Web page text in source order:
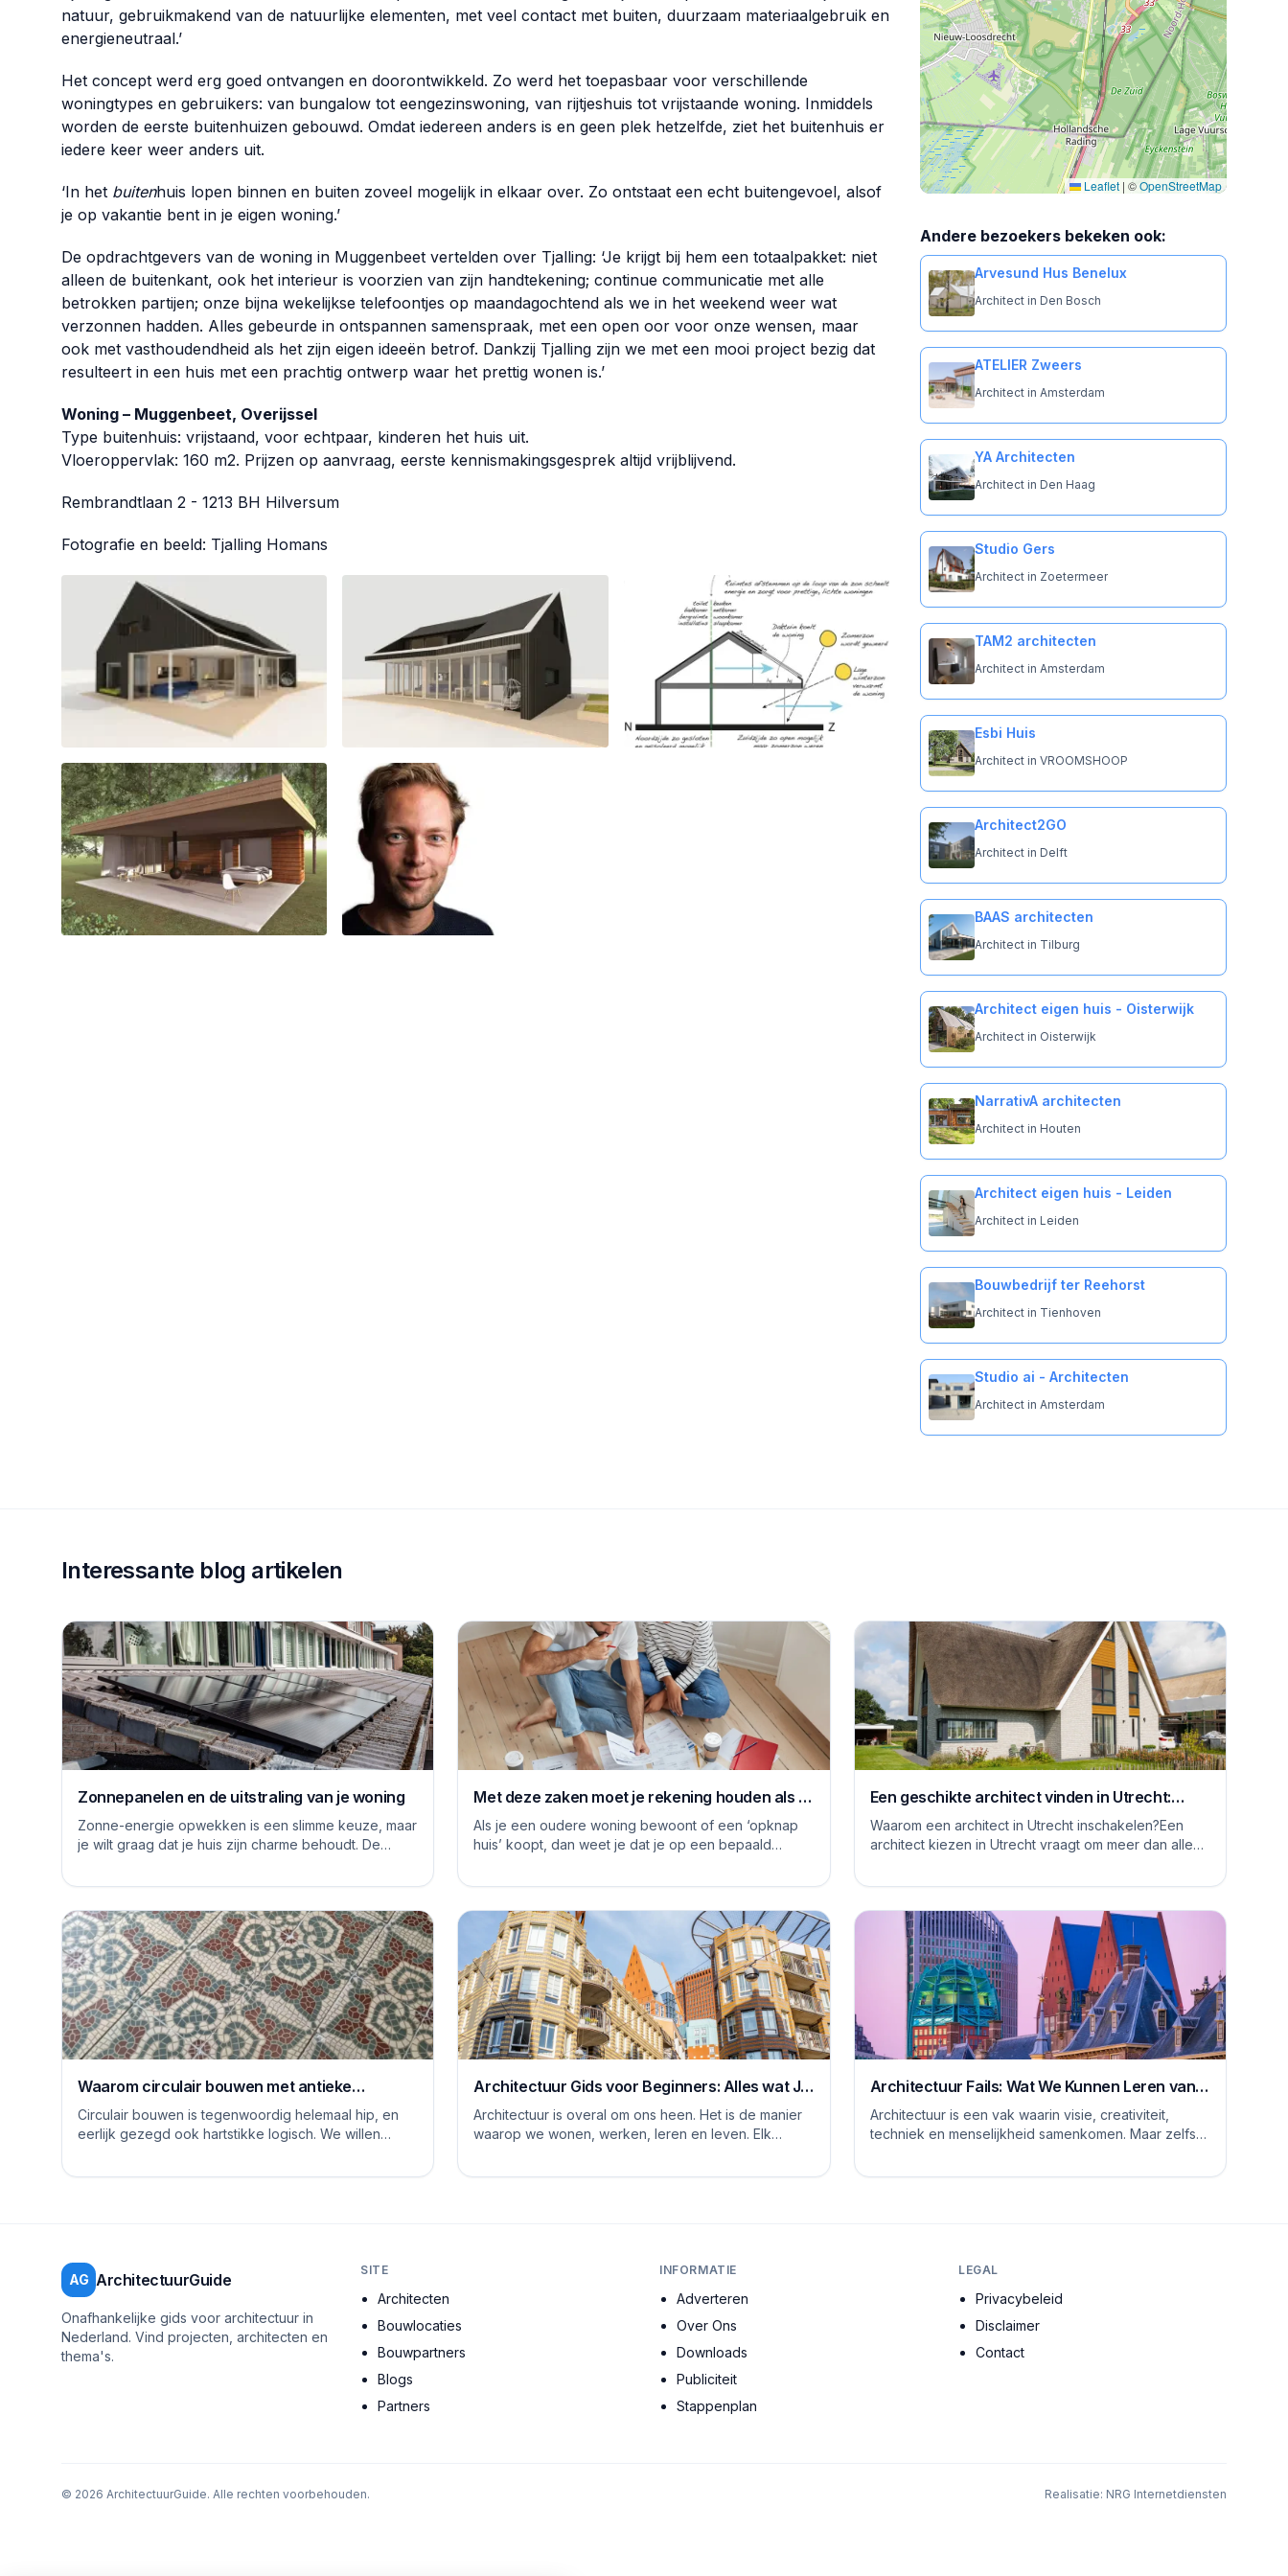
natuur, gebruikmakend van de natuurlijke elementen, met veel contact met buiten, duurzaam materiaalgebruik en
energieneutraal.’
Het concept werd erg goed ontvangen en doorontwikkeld. Zo werd het toepasbaar voor verschillende
woningtypes en gebruikers: van bungalow tot eengezinswoning, van rijtjeshuis tot vrijstaande woning. Inmiddels
worden de eerste buitenhuizen gebouwd. Omdat iedereen anders is en geen plek hetzelfde, ziet het buitenhuis er
iedere keer weer anders uit.
‘In het buitenhuis lopen binnen en buiten zoveel mogelijk in elkaar over. Zo ontstaat een echt buitengevoel, alsof
je op vakantie bent in je eigen woning.’
De opdrachtgevers van de woning in Muggenbeet vertelden over Tjalling: ‘Je krijgt bij hem een totaalpakket: niet
alleen de buitenkant, ook het interieur is voorzien van zijn handtekening; continue communicatie met alle
betrokken partijen; onze bijna wekelijkse telefoontjes op maandagochtend als we in het weekend weer wat
verzonnen hadden. Alles gebeurde in ontspannen samenspraak, met een open oor voor onze wensen, maar
ook met vasthoudendheid als het zijn eigen ideeën betrof. Dankzij Tjalling zijn we met een mooi project bezig dat
resulteert in een huis met een prachtig ontwerp waar het prettig wonen is.’
Woning – Muggenbeet, Overijssel
Type buitenhuis: vrijstaand, voor echtpaar, kinderen het huis uit.
Vloeroppervlak: 160 m2. Prijzen op aanvraag, eerste kennismakingsgesprek altijd vrijblijvend.
Rembrandtlaan 2 - 1213 BH Hilversum
Fotografie en beeld: Tjalling Homans
Leaflet | ©OpenStreetMap
Andere bezoekers bekeken ook:
Arvesund Hus Benelux
Architect in Den Bosch
ATELIER Zweers
Architect in Amsterdam
YA Architecten
Architect in Den Haag
Studio Gers
Architect in Zoetermeer
TAM2 architecten
Architect in Amsterdam
Esbi Huis
Architect in VROOMSHOOP
Architect2GO
Architect in Delft
BAAS architecten
Architect in Tilburg
Architect eigen huis - Oisterwijk
Architect in Oisterwijk
NarrativA architecten
Architect in Houten
Architect eigen huis - Leiden
Architect in Leiden
Bouwbedrijf ter Reehorst
Architect in Tienhoven
Studio ai - Architecten
Architect in Amsterdam
Interessante blog artikelen
Zonnepanelen en de uitstraling van je woning
Zonne-energie opwekken is een slimme keuze, maar
je wilt graag dat je huis zijn charme behoudt. De
Met deze zaken moet je rekening houden als je
je huis grondig gaat renoveren
Als je een oudere woning bewoont of een ‘opknap
huis’ koopt, dan weet je dat je op een bepaald
Een geschikte architect vinden in Utrecht:
waar moet je op letten
Waarom een architect in Utrecht inschakelen?Een
architect kiezen in Utrecht vraagt om meer dan alleen
Waarom circulair bouwen met antieke
vloertegels een goed idee is
Circulair bouwen is tegenwoordig helemaal hip, en
eerlijk gezegd ook hartstikke logisch. We willen
Architectuur Gids voor Beginners: Alles wat Je
Moet Weten
Architectuur is overal om ons heen. Het is de manier
waarop we wonen, werken, leren en leven. Elk
Architectuur Fails: Wat We Kunnen Leren van
Rare Ontwerpen
Architectuur is een vak waarin visie, creativiteit,
techniek en menselijkheid samenkomen. Maar zelfs
AG ArchitectuurGuide
Onafhankelijke gids voor architectuur in
Nederland. Vind projecten, architecten en
thema's.
SITE
Architecten
Bouwlocaties
Bouwpartners
Blogs
Partners
INFORMATIE
Adverteren
Over Ons
Downloads
Publiciteit
Stappenplan
LEGAL
Privacybeleid
Disclaimer
Contact
© 2026 ArchitectuurGuide. Alle rechten voorbehouden. Realisatie: NRG Internetdiensten